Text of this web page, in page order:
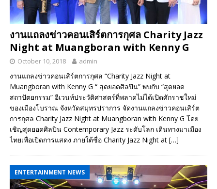
งานแถลงข่าวคอนเสิร์ตการกุศล Charity Jazz
Night at Muangboran with Kenny G
October 10, 2018 admin
งานแถลงข่าวคอนเสิร์ตการกุศล “Charity Jazz Night at
Muangboran with Kenny G “ สุดยอดศิลปิน” พบกับ “สุดยอด
สถาปัตยกรรม” อีเวนท์ประวัติศาสตร์ที่พลาดไม่ได้เปิดศักราชใหม่
ของเมืองโบราณ จังหวัดสมุทรปราการ จัดงานแถลงข่าวคอนเสิร์ต
การกุศล Charity Jazz Night at Muangboran with Kenny G โดย
เชิญสุดยอดศิลปิน Contemporary Jazz ระดับโลก เดินทางมาเมือง
ไทยเพื่อเปิดการแสดง ภายใต้ชื่อ Charity Jazz Night at […]
ENTERTAINMENT NEWS